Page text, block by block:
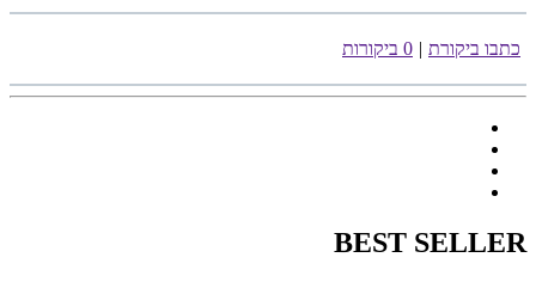
כתבו ביקורת | 0 ביקורות
BEST SELLER